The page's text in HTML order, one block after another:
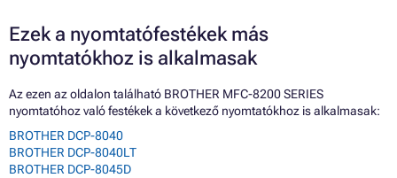
Ezek a nyomtatófestékek más
nyomtatókhoz is alkalmasak
Az ezen az oldalon található BROTHER MFC-8200 SERIES
nyomtatóhoz való festékek a következő nyomtatókhoz is alkalmasak:
BROTHER DCP-8040
BROTHER DCP-8040LT
BROTHER DCP-8045D